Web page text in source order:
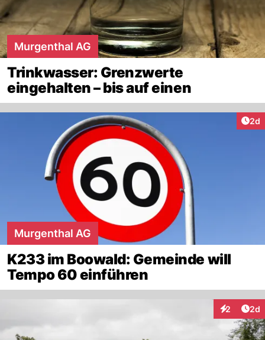
Murgenthal AG
Trinkwasser: Grenzwerte
eingehalten – bis auf einen
2d
Murgenthal AG
K233 im Boowald: Gemeinde will
Tempo 60 einführen
2 2d